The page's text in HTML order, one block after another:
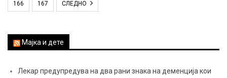
166 167 СЛЕДНО
Мајка и дете
Лекар предупредува на два рани знака на деменција кои